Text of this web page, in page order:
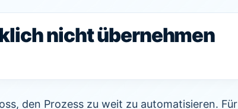
nicht übernehmen
den Prozess zu weit zu automatisieren. Für